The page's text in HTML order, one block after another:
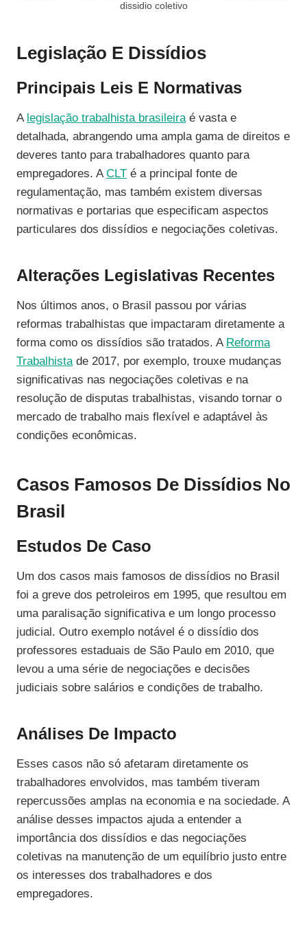
dissidio coletivo
Legislação E Dissídios
Principais Leis E Normativas
A legislação trabalhista brasileiraé vasta e
detalhada, abrangendo uma ampla gama de direitos e
deveres tanto para trabalhadores quanto para
empregadores. ACLT é a principal fonte de
regulamentação, mas também existem diversas
normativas e portarias que especificam aspectos
particulares dos dissídios e negociações coletivas.
Alterações Legislativas Recentes
Nos últimos anos, o Brasil passou por várias
reformas trabalhistas que impactaram diretamente a
forma como os dissídios são tratados. A Reforma
Trabalhistade 2017, por exemplo, trouxe mudanças
significativas nas negociações coletivas e na
resolução de disputas trabalhistas, visando tornar o
mercado de trabalho mais flexível e adaptável às
condições econômicas.
Casos Famosos De Dissídios No
Brasil
Estudos De Caso
Um dos casos mais famosos de dissídios no Brasil
foi a greve dos petroleiros em 1995, que resultou em
uma paralisação significativa e um longo processo
judicial. Outro exemplo notável é o dissídio dos
professores estaduais de São Paulo em 2010, que
levou a uma série de negociações e decisões
judiciais sobre salários e condições de trabalho.
Análises De Impacto
Esses casos não só afetaram diretamente os
trabalhadores envolvidos, mas também tiveram
repercussões amplas na economia e na sociedade. A
análise desses impactos ajuda a entender a
importância dos dissídios e das negociações
coletivas na manutenção de um equilíbrio justo entre
os interesses dos trabalhadores e dos
empregadores.